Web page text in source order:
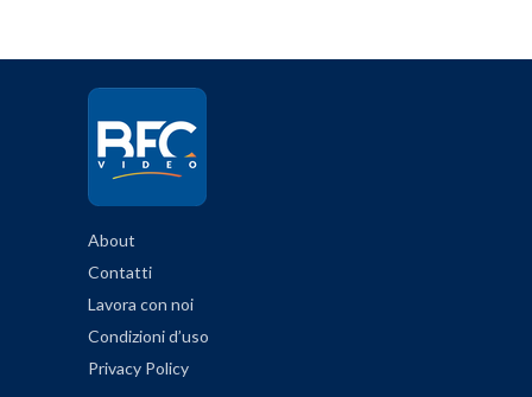
About
Contatti
Lavora con noi
Condizioni d’uso
Privacy Policy